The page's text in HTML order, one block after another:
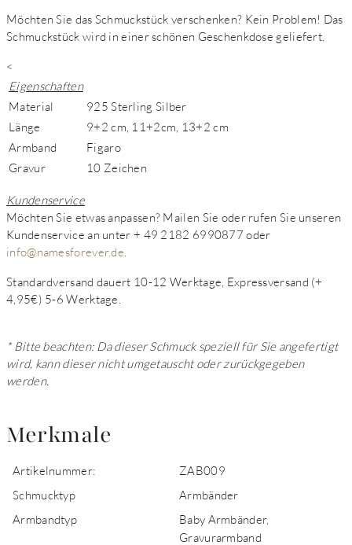
Möchten Sie das Schmuckstück verschenken? Kein Problem! Das
Schmuckstück wird in einer schönen Geschenkdose geliefert.
<
Eigenschaften
Material
925 Sterling Silber
Länge
9+2 cm, 11+2cm, 13+2 cm
Armband
Figaro
Gravur
10 Zeichen
Kundenservice
Möchten Sie etwas anpassen? Mailen Sie oder rufen Sie unseren
Kundenservice an unter + 49 2182 6990877 oder
info@namesforever.de
Standardversand dauert 10-12 Werktage, Expressversand (+
4,95€) 5-6 Werktage.
* Bitte beachten: Da dieser Schmuck speziell für Sie angefertigt
wird, kann dieser nicht umgetauscht oder zurückgegeben
werden.
Merkmale
Artikelnummer:
ZAB009
Schmucktyp
Armbänder
Armbandtyp
Baby Armbänder,
Gravurarmband